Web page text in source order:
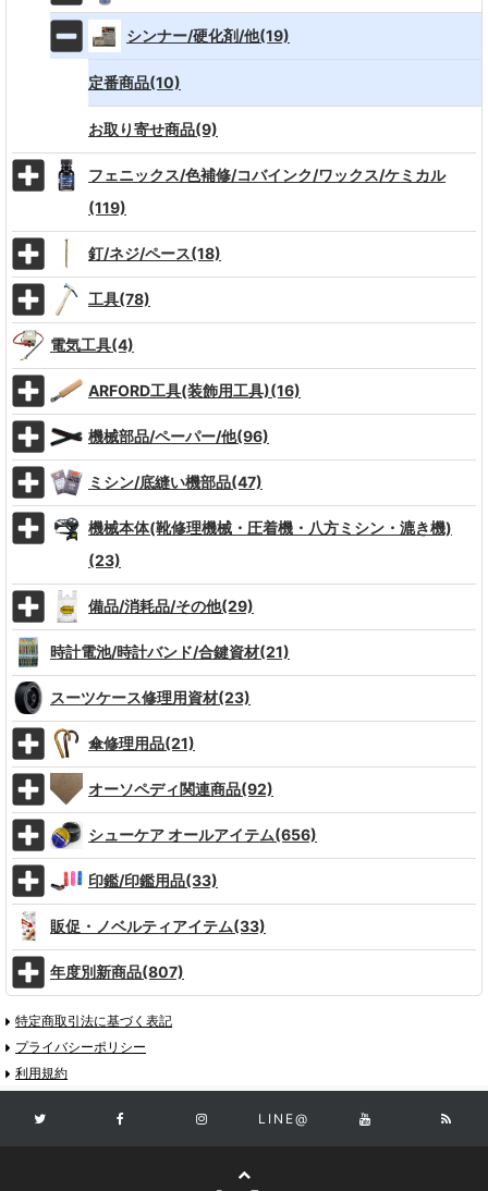
シンナー/硬化剤/他(19)
定番商品(10)
お取り寄せ商品(9)
フェニックス/色補修/コバインク/ワックス/ケミカル
(119)
釘/ネジ/ペース(18)
工具(78)
電気工具(4)
ARFORD工具(装飾用工具)(16)
機械部品/ペーパー/他(96)
ミシン/底縫い機部品(47)
機械本体(靴修理機械・圧着機・八方ミシン・漉き機)
(23)
備品/消耗品/その他(29)
時計電池/時計バンド/合鍵資材(21)
スーツケース修理用資材(23)
傘修理用品(21)
オーソペディ関連商品(92)
シューケア オールアイテム(656)
印鑑/印鑑用品(33)
販促・ノベルティアイテム(33)
年度別新商品(807)
特定商取引法に基づく表記
プライバシーポリシー
利用規約
LINE@